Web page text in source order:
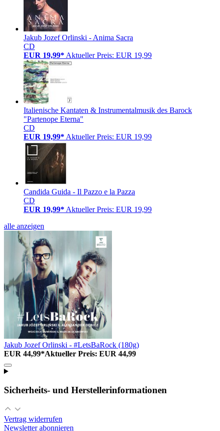
Jakub Jozef Orlinski - Anima Sacra
CD
EUR 19,99* Aktueller Preis: EUR 19,99
Italienische Kantaten & Instrumentalmusik des Barock
"Partenope Eterna"
CD
EUR 19,99* Aktueller Preis: EUR 19,99
Candida Guida - Il Pazzo e la Pazza
CD
EUR 19,99* Aktueller Preis: EUR 19,99
alle anzeigen
Jakub Jozef Orlinski - #LetsBaRock (180g)
EUR 44,99*Aktueller Preis: EUR 44,99
Sicherheits- und Herstellerinformationen
Vertrag widerrufen
Newsletter abonnieren